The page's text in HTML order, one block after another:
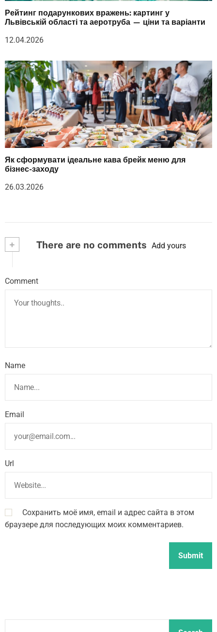
Рейтинг подарункових вражень: картинг у
Львівській області та аеротруба — ціни та варіанти
12.04.2026
Як сформувати ідеальне кава брейк меню для
бізнес-заходу
26.03.2026
+ There are no comments Add yours
Comment
Name
Email
Url
Сохранить моё имя, email и адрес сайта в этом
браузере для последующих моих комментариев.